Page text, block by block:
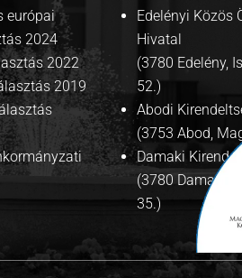
európai
2024
2022
2019
Edelényi Közös
Hivatal
(3780 Edelény,
52.)
Abodi
(3753 Abod,
Damaki
(3780 Damak,
35.)